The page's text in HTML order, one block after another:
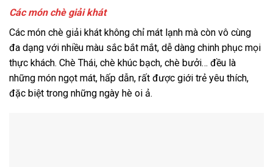
Các món chè giải khát
Các món chè giải khát không chỉ mát lạnh mà còn vô cùng
đa dạng với nhiều màu sắc bắt mắt, dễ dàng chinh phục mọi
thực khách. Chè Thái, chè khúc bạch, chè bưởi… đều là
những món ngọt mát, hấp dẫn, rất được giới trẻ yêu thích,
đặc biệt trong những ngày hè oi ả.